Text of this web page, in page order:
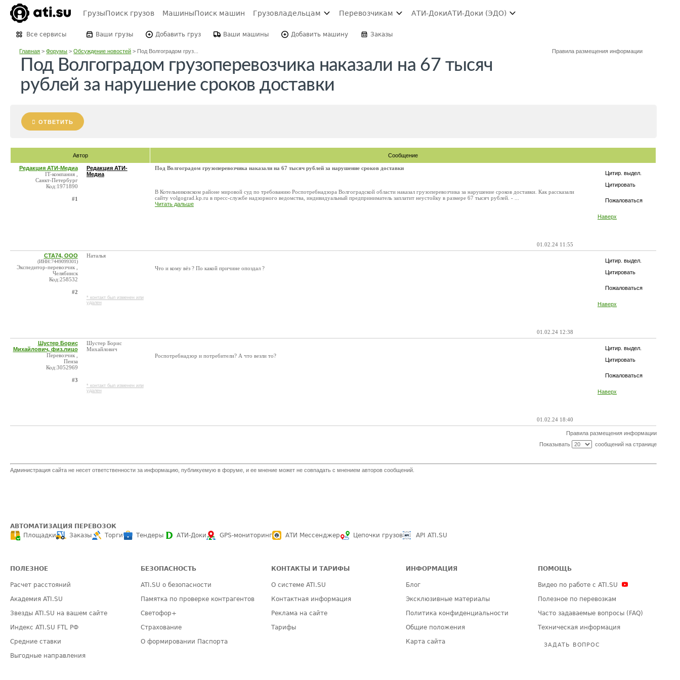
ГрузыПоиск грузов МашиныПоиск машин Грузовладельцам Перевозчикам АТИ-ДокиАТИ-Доки (ЭДО)
Все сервисы Ваши грузы Добавить груз Ваши машины Добавить машину Заказы
Главная >Форумы >Обсуждение новостей > Под Волгоградом груз... Правила размещения информации
Под Волгоградом грузоперевозчика наказали на 67 тысяч
рублей за нарушение сроков доставки
ОТВЕТИТЬ
Автор Сообщение
Цитир. выдел.
Цитировать
Пожаловаться
Наверх
Редакция АТИ-Медиа
IT-компания ,
Санкт-Петербург
Код:1971890
#1
Редакция АТИ-
Медиа
Под Волгоградом грузоперевозчика наказали на 67 тысяч рублей за нарушение сроков доставки
В Котельниковском районе мировой суд по требованию Роспотребнадзора Волгоградской области наказал грузоперевозчика за нарушение сроков доставки. Как рассказали
сайту volgograd.kp.ru в пресс-службе надзорного ведомства, индивидуальный предприниматель заплатит неустойку в размере 67 тысяч рублей. - ...
Читать дальше
01.02.24 11:55
Цитир. выдел.
Цитировать
Пожаловаться
Наверх
СТА74, ООО
(ИНН:7449099301)
Экспедитор-перевозчик ,
Челябинск
Код:258532
#2
Наталья
* контакт был изменен или
удален
Что и кому вёз ? По какой причине опоздал ?
01.02.24 12:38
Цитир. выдел.
Цитировать
Пожаловаться
Наверх
Шустер Борис
Михайлович, физ.лицо
Перевозчик ,
Пенза
Код:3052969
#3
Шустер Борис
Михайлович
* контакт был изменен или
удален
Роспотребнадзор и потребители? А что везли то?
01.02.24 18:40
Правила размещения информации
Показывать
сообщений на странице
Администрация сайта не несет ответственности за информацию, публикуемую в форуме, и ее мнение может не совпадать с мнением авторов сообщений.
АВТОМАТИЗАЦИЯ ПЕРЕВОЗОК
Площадки
Заказы Торги Тендеры АТИ-Доки GPS-мониторинг АТИ Мессенджер Цепочки грузов API ATI.SU
ПОЛЕЗНОЕ
Расчет расстояний
Академия ATI.SU
Звезды ATI.SU на вашем сайте
Индекс ATI.SU FTL РФ
Средние ставки
Выгодные направления
БЕЗОПАСНОСТЬ
ATI.SU о безопасности
Памятка по проверке контрагентов
Светофор+
Страхование
О формировании Паспорта
КОНТАКТЫ И ТАРИФЫ
О системе ATI.SU
Контактная информация
Реклама на сайте
Тарифы
ИНФОРМАЦИЯ
Блог
Эксклюзивные материалы
Политика конфиденциальности
Общие положения
Карта сайта
ПОМОЩЬ
Видео по работе с ATI.SU
Полезное по перевозкам
Часто задаваемые вопросы (FAQ)
Техническая информация
ЗАДАТЬ ВОПРОС